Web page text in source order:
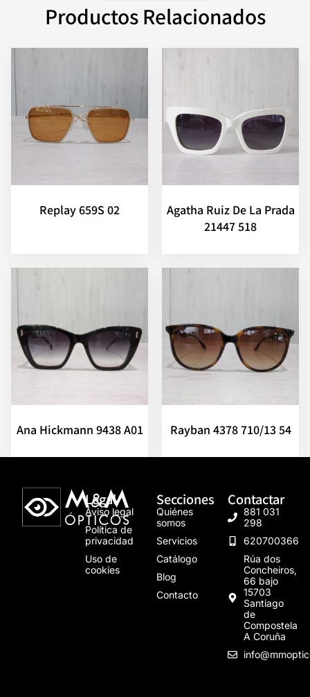
Productos Relacionados
Replay 659S 02
Agatha Ruiz De La Prada
21447 518
Ana Hickmann 9438 A01 Rayban 4378 710/13 54
Legal
Aviso legal
Política de
privacidad
Uso de
cookies
Secciones
Quiénes
somos
Servicios
Catálogo
Blog
Contacto
Contactar
881 031
298
620700366
Rúa dos
Concheiros,
66 bajo
15703
Santiago
de
Compostela
A Coruña